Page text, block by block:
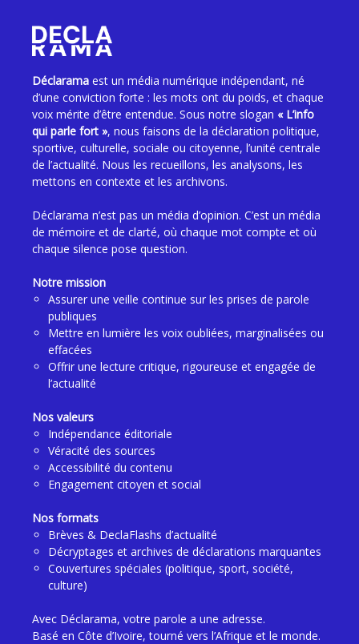
Déclarama est un média numérique indépendant, né
d’une conviction forte : les mots ont du poids, et chaque
voix mérite d’être entendue. Sous notre slogan « L’info
qui parle fort », nous faisons de la déclaration politique,
sportive, culturelle, sociale ou citoyenne, l’unité centrale
de l’actualité. Nous les recueillons, les analysons, les
mettons en contexte et les archivons.
Déclarama n’est pas un média d’opinion. C’est un média
de mémoire et de clarté, où chaque mot compte et où
chaque silence pose question.
Notre mission
Assurer une veille continue sur les prises de parole
publiques
Mettre en lumière les voix oubliées, marginalisées ou
effacées
Offrir une lecture critique, rigoureuse et engagée de
l’actualité
Nos valeurs
Indépendance éditoriale
Véracité des sources
Accessibilité du contenu
Engagement citoyen et social
Nos formats
Brèves & DeclaFlashs d’actualité
Décryptages et archives de déclarations marquantes
Couvertures spéciales (politique, sport, société,
culture)
Avec Déclarama, votre parole a une adresse.
Basé en Côte d’Ivoire, tourné vers l’Afrique et le monde.